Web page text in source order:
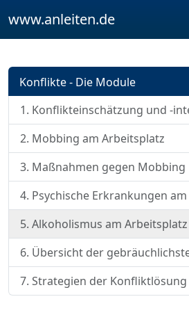
www.anleiten.de
Konflikte - Die Module
1. Konflikteinschätzung und -
2. Mobbing am Arbeitsplatz
3. Maßnahmen gegen Mobbing
4. Psychische Erkrankungen
5. Alkoholismus am Arbeitsplatz
6. Übersicht der
7. Strategien der Konfliktlösung